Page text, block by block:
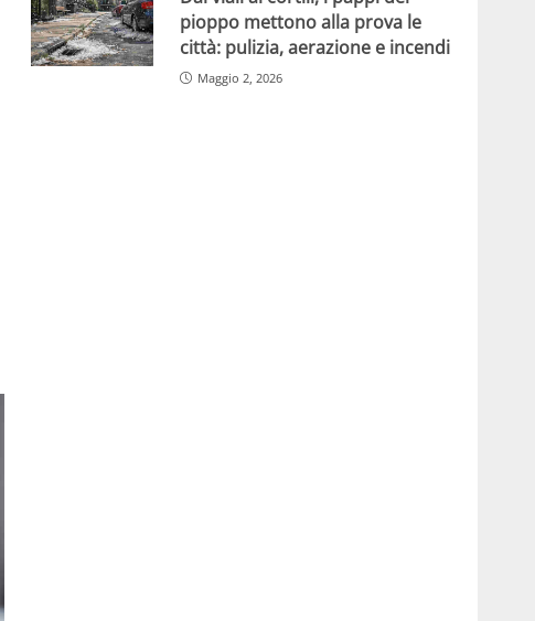
pioppo mettono alla prova le
città: pulizia, aerazione e incendi
Maggio 2, 2026